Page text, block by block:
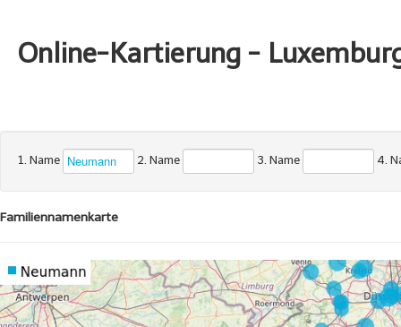
Online-Kartierung -
1. Name 2. Name 3. Name 4.
Familiennamenkarte